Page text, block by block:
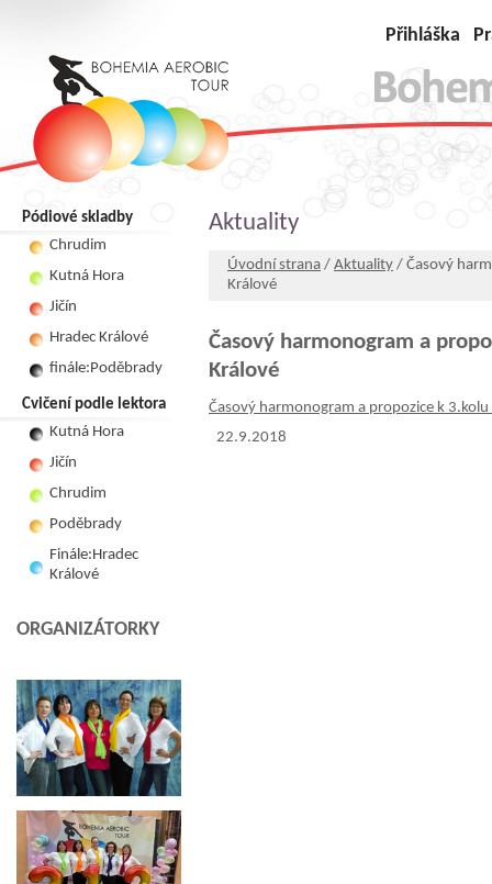
Přihláška
Pódiové skladby
Chrudim
Kutná Hora
Jičín
Hradec Králové
finále:Poděbrady
Cvičení podle lektora
Kutná Hora
Jičín
Chrudim
Poděbrady
Finále:Hradec
Králové
ORGANIZÁTORKY
Aktuality
Úvodní strana / Aktuality / Časový
Králové
Časový harmonogram a
Králové
Časový harmonogram a propozice k
22.9.2018